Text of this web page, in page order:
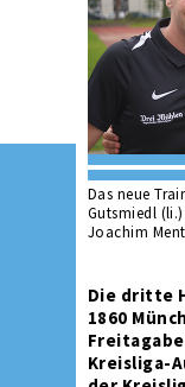
Das neue
Gutsmiedl
Joachim
Die dritte
1860
Kreisliga-